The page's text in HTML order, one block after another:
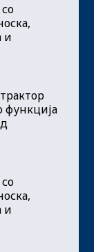
и
функција
и